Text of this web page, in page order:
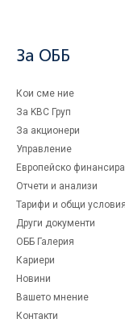
За ОББ
Кои сме ние
За KBC Груп
За акционери
Управление
Европейско
Отчети и анализи
Тарифи и общи условия
Други документи
ОББ Галерия
Кариери
Новини
Вашето мнение
Контакти